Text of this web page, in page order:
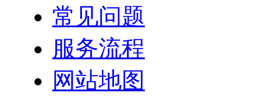
常见问题
服务流程
网站地图